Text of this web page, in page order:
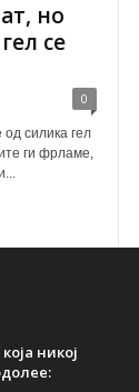
но
се
0
силика гел
ги фрламе,
никој